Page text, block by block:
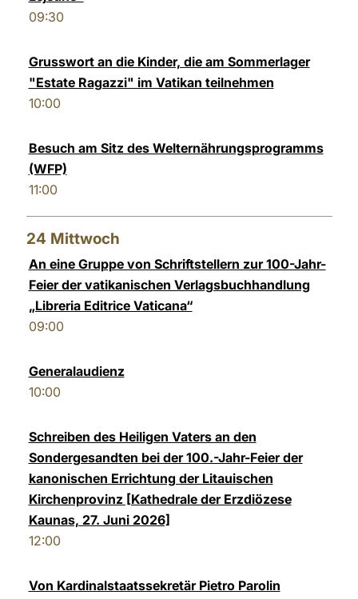
09:30
Grusswort an die Kinder, die am Sommerlager
"Estate Ragazzi" im Vatikan teilnehmen
10:00
Besuch am Sitz des Welternährungsprogramms
(WFP)
11:00
24 Mittwoch
An eine Gruppe von Schriftstellern zur 100-Jahr-
Feier der vatikanischen Verlagsbuchhandlung
„Libreria Editrice Vaticana“
09:00
Generalaudienz
10:00
Schreiben des Heiligen Vaters an den
Sondergesandten bei der 100.-Jahr-Feier der
kanonischen Errichtung der Litauischen
Kirchenprovinz [Kathedrale der Erzdiözese
Kaunas, 27. Juni 2026]
12:00
Von Kardinalstaatssekretär Pietro Parolin